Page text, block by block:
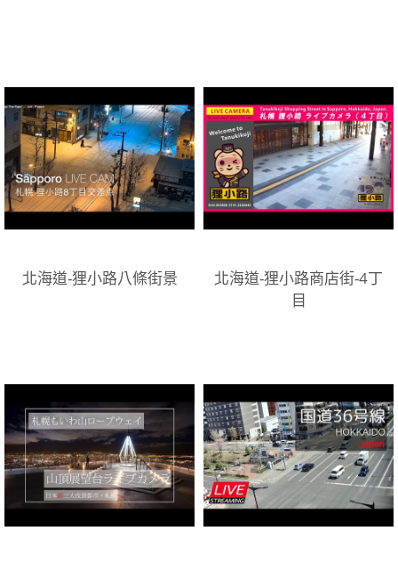
北海道-狸小路八條街景
北海道-狸小路商店街-4丁
目